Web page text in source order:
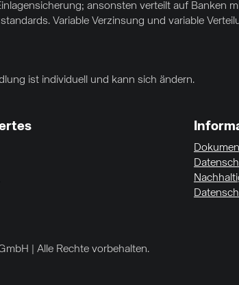
ansonsten verteilt auf Banken
Variable Verzinsung und variable
ist individuell und kann sich ändern.
| Alle Rechte vorbehalten.